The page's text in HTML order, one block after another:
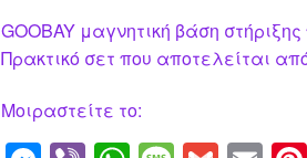
GOOBAY μαγνητική βάση
Πρακτικό σετ που αποτελείται
Μοιραστείτε το: